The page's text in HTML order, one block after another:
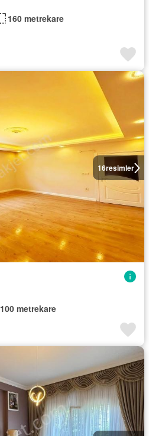
160 metrekare
16resimler
100 metrekare